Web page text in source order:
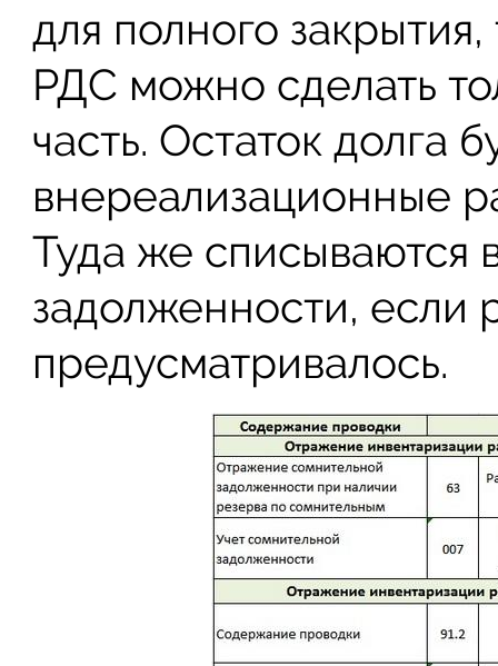
для полного
РДС можно сделать
часть. Остаток долга
внереализационные
Туда же списываются
задолженности, если
предусматривалось.